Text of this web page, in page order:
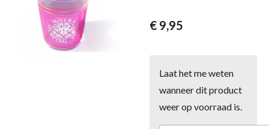
€ 9,95
Laat het me weten
wanneer dit product
weer op voorraad is.